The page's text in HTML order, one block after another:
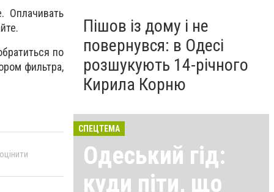
Оплачивать
по
фильтра,
Пішов із дому і не
повернувся: в Одесі
розшукують 14-річного
Кирила Корню
СПЕЦТЕМА
Одеський гід:
куди піти, що